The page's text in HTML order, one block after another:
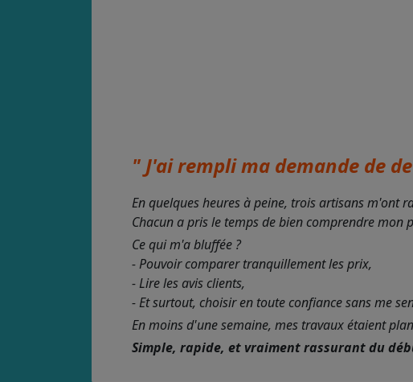
" J'ai rempli ma demande de
En quelques heures à peine, trois artisans m'ont
Chacun a pris le temps de bien comprendre mon
Ce qui m'a bluffée ?
- Pouvoir comparer tranquillement les prix,
- Lire les avis clients,
- Et surtout, choisir en toute confiance sans me
En moins d'une semaine, mes travaux étaient
Simple, rapide, et vraiment rassurant du